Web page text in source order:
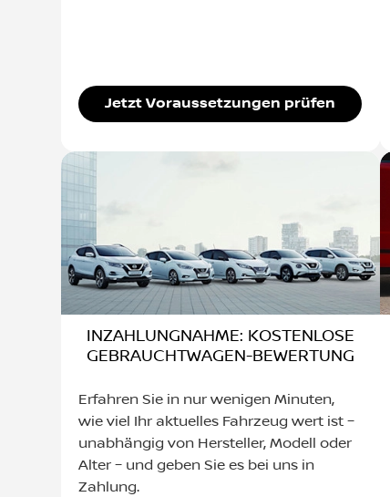
Jetzt Voraussetzungen prüfen
INZAHLUNGNAHME: KOSTENLOSE
GEBRAUCHTWAGEN-BEWERTUNG
Erfahren Sie in nur wenigen Minuten,
wie viel Ihr aktuelles Fahrzeug wert ist –
unabhängig von Hersteller, Modell oder
Alter – und geben Sie es bei uns in
Zahlung.